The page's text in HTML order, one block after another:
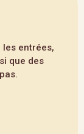
entrées,
que des